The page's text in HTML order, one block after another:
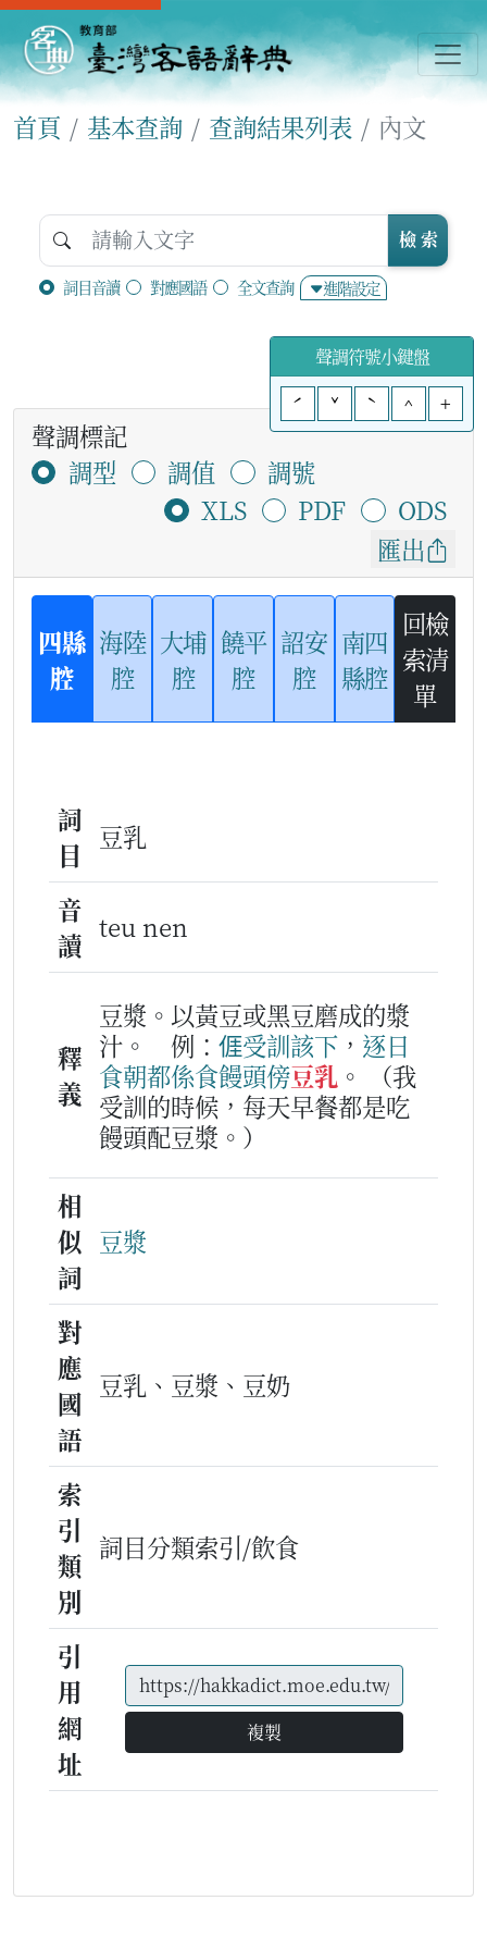
首頁 基本查詢 查詢結果列表 內文
詞目音讀 對應國語 全文查詢 進階設定
檢 索
聲調符號小鍵盤
ˊ
ˇ ˋ ^ +
聲調標記
調型
調值
調號
XLS
PDF
ODS
匯出
四縣
腔
海陸
腔
大埔
腔
饒平
腔
詔安
腔
南四
縣腔
回檢
索清
單
詞
目
豆乳
音
讀
teu nen
釋
義
豆漿。以黃豆或黑豆磨成的漿
汁。
例： 𠊎受訓該下 ， 逐日
食朝都係食饅頭傍豆乳 。
（我
受訓的時候，每天早餐都是吃
饅頭配豆漿。）
相
似
詞
豆漿
對
應
國
語
豆乳、豆漿、豆奶
索
引
類
別
詞目分類索引/飲食
引
用
網
址
複製